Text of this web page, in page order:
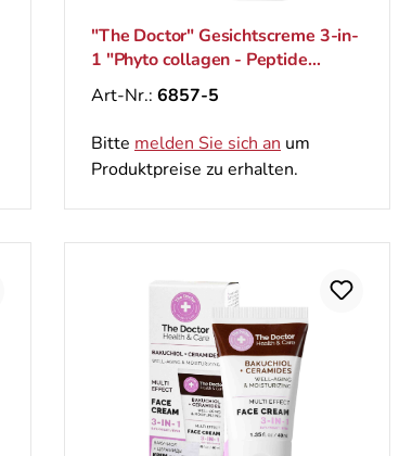
"The Doctor" Gesichtscreme 3-in-
1 "Phyto collagen - Peptide
Complex", Gegen-Aging-
Komplex, 40 ml
Art-Nr.: 6857-5
Bitte melden Sie sich an um
Produktpreise zu erhalten.